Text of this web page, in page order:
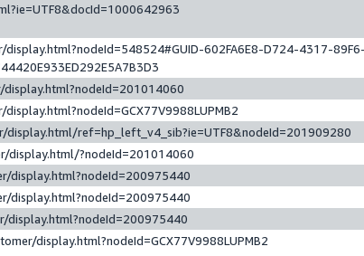
602FA6E8-D724-4317-89F6-
ref=hp_left_v4_sib?ie=UTF8&nodeId=201909280
display.html/?nodeId=201014060
display.html?nodeId=200975440
display.html?nodeId=200975440
display.html?nodeId=GCX77V9988LUPMB2